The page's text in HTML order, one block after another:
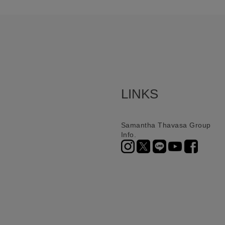
LINKS
Samantha Thavasa Group
Info.